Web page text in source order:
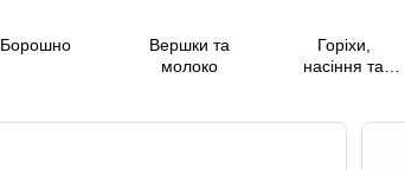
Борошно
Вершки та
молоко
Горіхи,
насіння та